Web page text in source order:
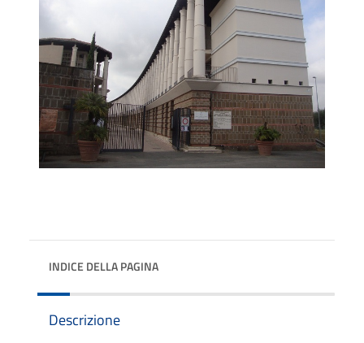
INDICE DELLA PAGINA
Descrizione